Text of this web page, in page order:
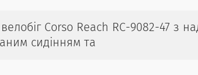
Corso Reach RC-9082-47 з
сидінням та